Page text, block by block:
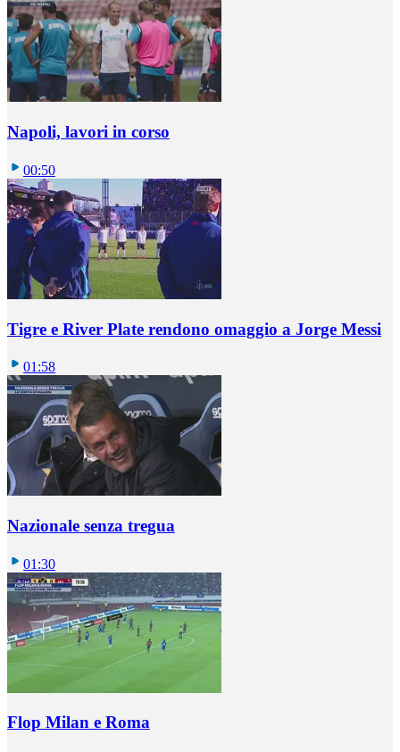
Napoli, lavori in corso
00:50
Tigre e River Plate rendono omaggio a Jorge Messi
01:58
Nazionale senza tregua
01:30
Flop Milan e Roma